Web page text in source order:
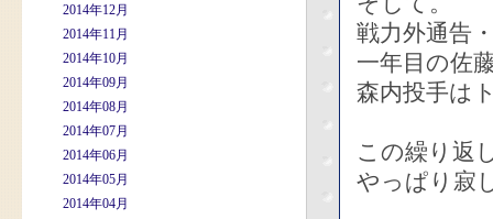
2014年12月
2014年11月
2014年10月
2014年09月
2014年08月
2014年07月
2014年06月
2014年05月
2014年04月
戦力外通告
一年目の佐
森内投手は
この繰り返
やっぱり寂